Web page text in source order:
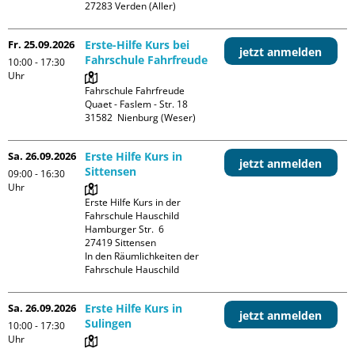
Fr. 25.09.2026
10:00 - 17:30
Uhr
Erste-Hilfe Kurs bei
Fahrschule Fahrfreude
Fahrschule Fahrfreude
Quaet - Faslem - Str. 18
jetzt anmelden
Sa. 26.09.2026
09:00 - 16:30
Uhr
Erste Hilfe Kurs in
Sittensen
Erste Hilfe Kurs in der
Fahrschule Hauschild
Hamburger Str.  6
27419 Sittensen
In den Räumlichkeiten der
Fahrschule Hauschild
jetzt anmelden
Sa. 26.09.2026
10:00 - 17:30
Uhr
Erste Hilfe Kurs in
Sulingen
jetzt anmelden